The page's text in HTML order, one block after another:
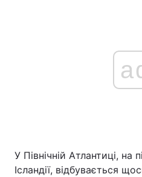
У Північній Атлантиці, на
Ісландії, відбувається